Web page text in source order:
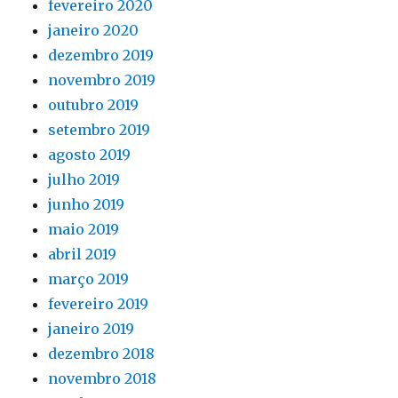
fevereiro 2020
janeiro 2020
dezembro 2019
novembro 2019
outubro 2019
setembro 2019
agosto 2019
julho 2019
junho 2019
maio 2019
abril 2019
março 2019
fevereiro 2019
janeiro 2019
dezembro 2018
novembro 2018